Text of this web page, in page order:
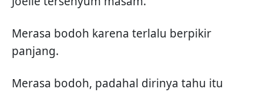
Merasa bodoh karena terlalu berpikir
panjang.
Merasa bodoh, padahal dirinya tahu itu